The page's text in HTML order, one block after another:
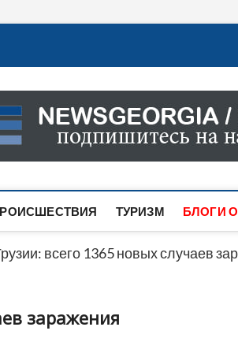
Грузии
ИНФОРМАЦИЯ О СОБЫТИЯХ
НОВОСТИ ПОЛИТИКИ,
ТУРИЗМ БЛОГИ
всего 1365 новых случаев
заражения